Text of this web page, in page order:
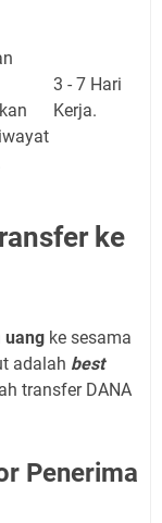
3 - 7 Hari
Kerja.
ke
uang ke sesama
adalah best
transfer DANA
Penerima